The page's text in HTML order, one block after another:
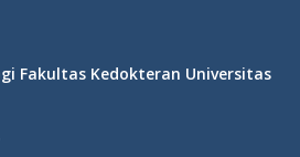
Fakultas Kedokteran Universitas